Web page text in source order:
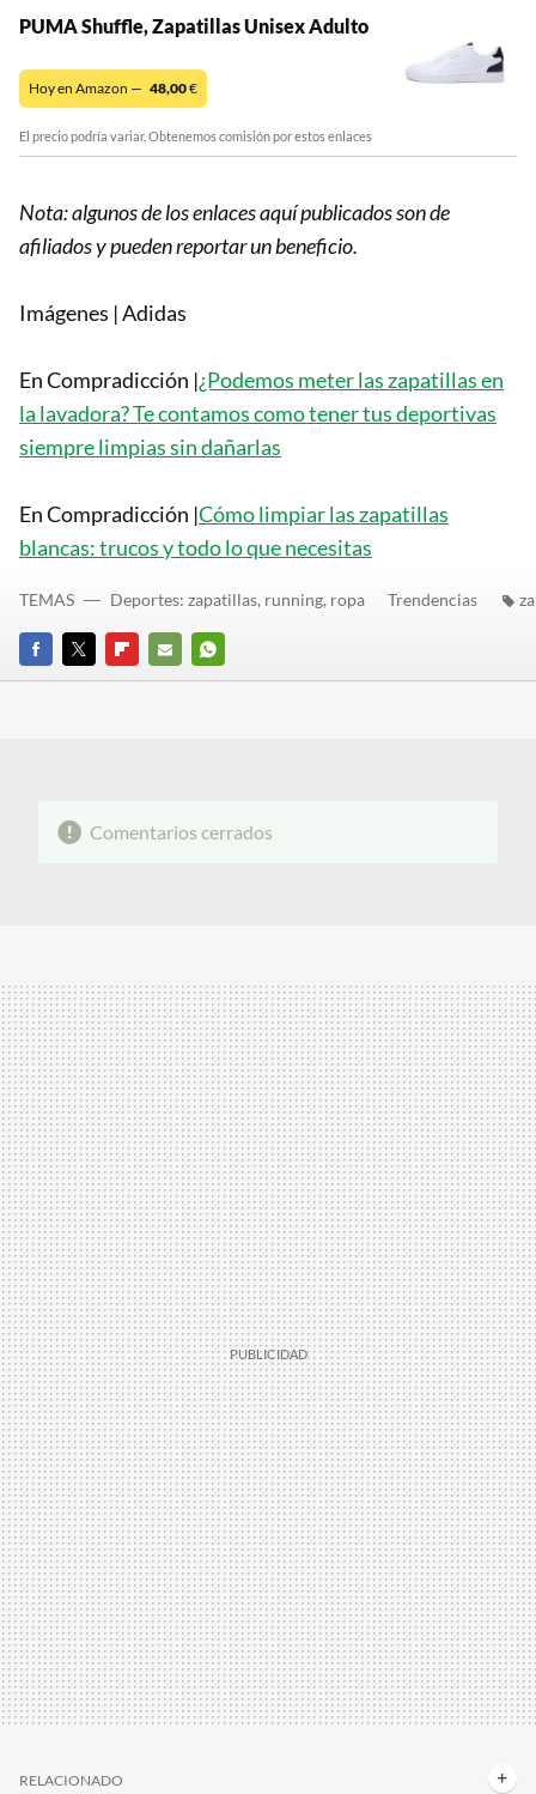
PUMA Shuffle, Zapatillas Unisex Adulto
Hoy en Amazon — 48,00€
El precio podría variar. Obtenemos comisión por estos enlaces
Nota: algunos de los enlaces aquí publicados son de
afiliados y pueden reportar un beneficio.
Imágenes | Adidas
En Compradicción |¿Podemos meter las zapatillas en
la lavadora? Te contamos como tener tus deportivas
siempre limpias sin dañarlas
En Compradicción |Cómo limpiar las zapatillas
blancas: trucos y todo lo que necesitas
FACEBOOK
TWITTERFLIPBOARD
E-
WHATSAPP
TEMAS Deportes: zapatillas, running, ropa Trendencias
Comentarios cerrados
RELACIONADO